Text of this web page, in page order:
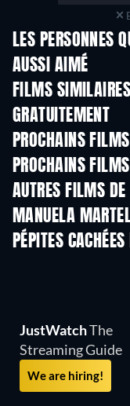
LES PERSONNES
AUSSI AIMÉ
FILMS SIMILAIRES
GRATUITEMENT
PROCHAINS
PROCHAINS
AUTRES FILMS
MANUELA
PÉPITES
JustWatchThe
Streaming Guide
We are hiring!